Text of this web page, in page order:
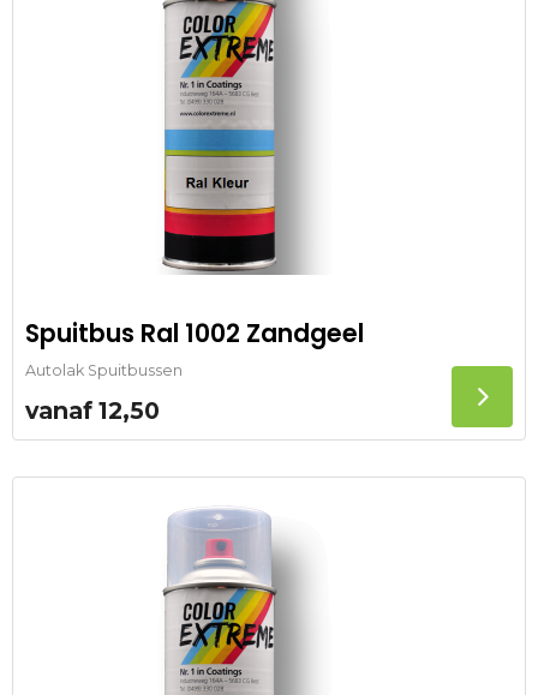
Spuitbus Ral 1002 Zandgeel
Autolak Spuitbussen
vanaf 12,50